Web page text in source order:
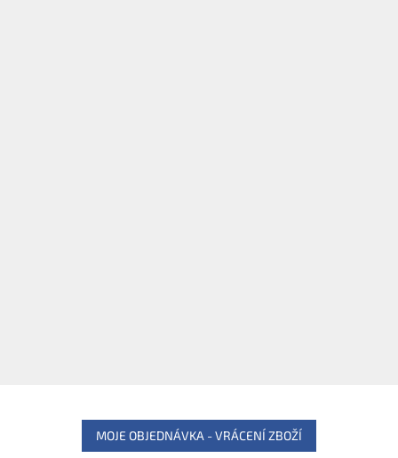
MOJE OBJEDNÁVKA - VRÁCENÍ ZBOŽÍ